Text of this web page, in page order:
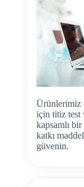
Ürünlerimiz
için titiz test
kapsamlı
katkı
güvenin.